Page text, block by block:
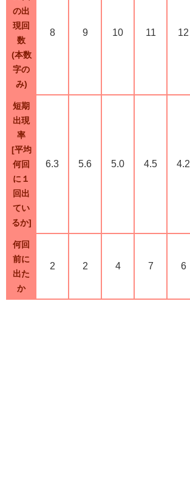
の出
現回
数
(本数
字の
み)
8 9 10 11 12
短期
出現
率
[平均
何回
に１
回出
てい
るか]
6.3 5.6 5.0 4.5 4.2
何回
前に
出た
か
2 2 4 7 6